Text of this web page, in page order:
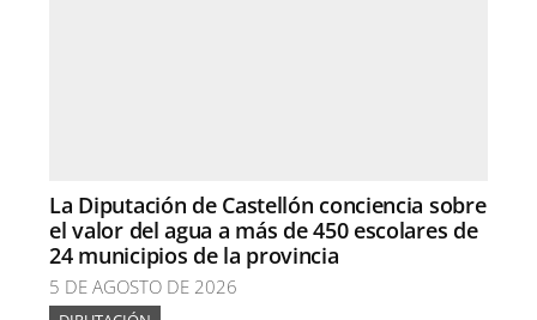
La Diputación de Castellón conciencia sobre
el valor del agua a más de 450 escolares de
24 municipios de la provincia
5 DE AGOSTO DE 2026